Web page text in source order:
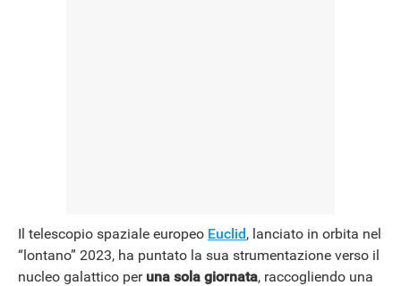
Il telescopio spaziale europeo Euclid, lanciato in orbita nel
“lontano” 2023, ha puntato la sua strumentazione verso il
nucleo galattico per una sola giornata, raccogliendo una